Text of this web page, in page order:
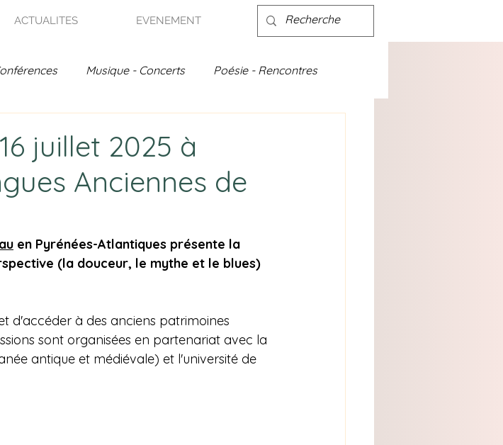
ACTUALITES EVENEMENT
Musique - Concerts Poésie - Rencontres
juillet 2025 à
Anciennes de
en Pyrénées-Atlantiques présente la
(la douceur, le mythe et le blues)
d'accéder à des anciens patrimoines
sont organisées en partenariat avec la
antique et médiévale) et l'université de